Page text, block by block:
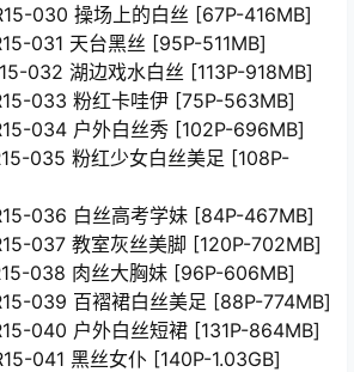
030 操场上的白丝 [67P-416MB]
031 天台黑丝 [95P-511MB]
032 湖边戏水白丝 [113P-918MB]
033 粉红卡哇伊 [75P-563MB]
034 户外白丝秀 [102P-696MB]
035 粉红少女白丝美足 [108P-
036 白丝高考学妹 [84P-467MB]
037 教室灰丝美脚 [120P-702MB]
038 肉丝大胸妹 [96P-606MB]
039 百褶裙白丝美足 [88P-774MB]
040 户外白丝短裙 [131P-864MB]
041 黑丝女仆 [140P-1.03GB]